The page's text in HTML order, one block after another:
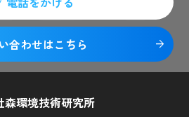
合わせはこちら arrow_forward
森環境技術研究所